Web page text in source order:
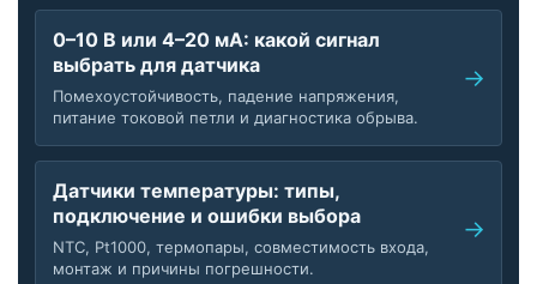
0–10 В или 4–20 мА: какой сигнал
выбрать для датчика
Помехоустойчивость, падение напряжения,
питание токовой петли и диагностика обрыва.
Датчики температуры: типы,
подключение и ошибки выбора
NTC, Pt1000, термопары, совместимость входа,
монтаж и причины погрешности.